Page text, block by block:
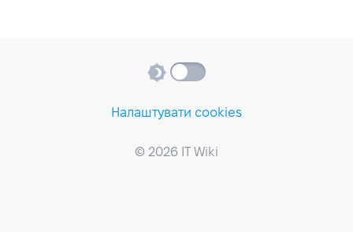
Налаштувати cookies
© 2026 IT Wiki